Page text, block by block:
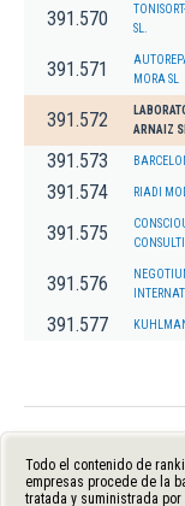
391.570
SL.
391.571
MORA SL
391.572
ARNAIZ
391.573
391.574 RIADI
391.575
391.576
391.577
Todo el contenido de
empresas procede de la
tratada y suministrada por